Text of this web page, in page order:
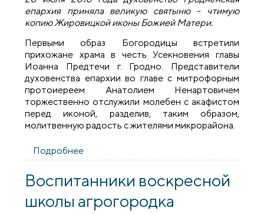
епархия приняла великую святыню - чтимую
копию Жировицкой иконы Божией Матери.
Первыми образ Богородицы встретили
прихожане храма в честь Усекновения главы
Иоанна Предтечи г. Гродно. Представители
духовенства епархии во главе с митрофорным
протоиереем Анатолием Ненартовичем
торжественно отслужили молебен с акафистом
перед иконой, разделив, таким образом,
молитвенную радость с жителями микрорайона.
Подробнее
Божией Матери «Жировицкая»
Воспитанники воскресной
школы агрогородка